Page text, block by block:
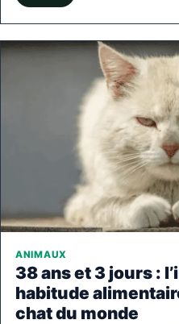
ANIMAUX
38 ans et 3 jours :
habitude
chat du monde